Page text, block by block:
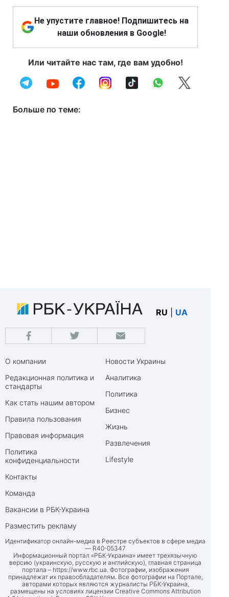
Не упустите главное! Подпишитесь на
наши обновления в Google!
Или читайте нас там, где вам удобно!
Больше по теме:
RU UA
О компании
Редакционная политика и
стандарты
Как стать нашим автором
Правила пользования
Правовая информация
Политика
конфиденциальности
Контакты
Команда
Вакансии в РБК-Украина
Разместить рекламу
Новости Украины
Аналитика
Политика
Бизнес
Жизнь
Развлечения
Lifestyle
Идентификатор онлайн-медиа в Реестре субъектов в сфере медиа
— R40-05347
Информационный портал «РБК-Украина» имеет трехязычную
версию (украинскую, русскую и английскую), главная страница
портала – https://www.rbc.ua. Фотографии, изображения
принадлежат их правообладателям. Все фотографии на Портале,
авторами которых являются журналисты РБК-Украина,
размещены на условиях лицензии Creative Commons Attribution